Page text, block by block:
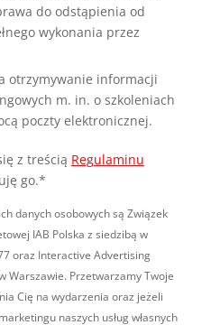
do odstąpienia od
wykonania przez
otrzymywanie informacji
m. in. o szkoleniach
poczty elektronicznej.
z treścią Regulaminu
go.*
danych osobowych są Związek
IAB Polska z siedzibą w
oraz Interactive Advertising
Warszawie. Przetwarzamy Twoje
Cię na wydarzenia oraz jeżeli
naszych usług własnych